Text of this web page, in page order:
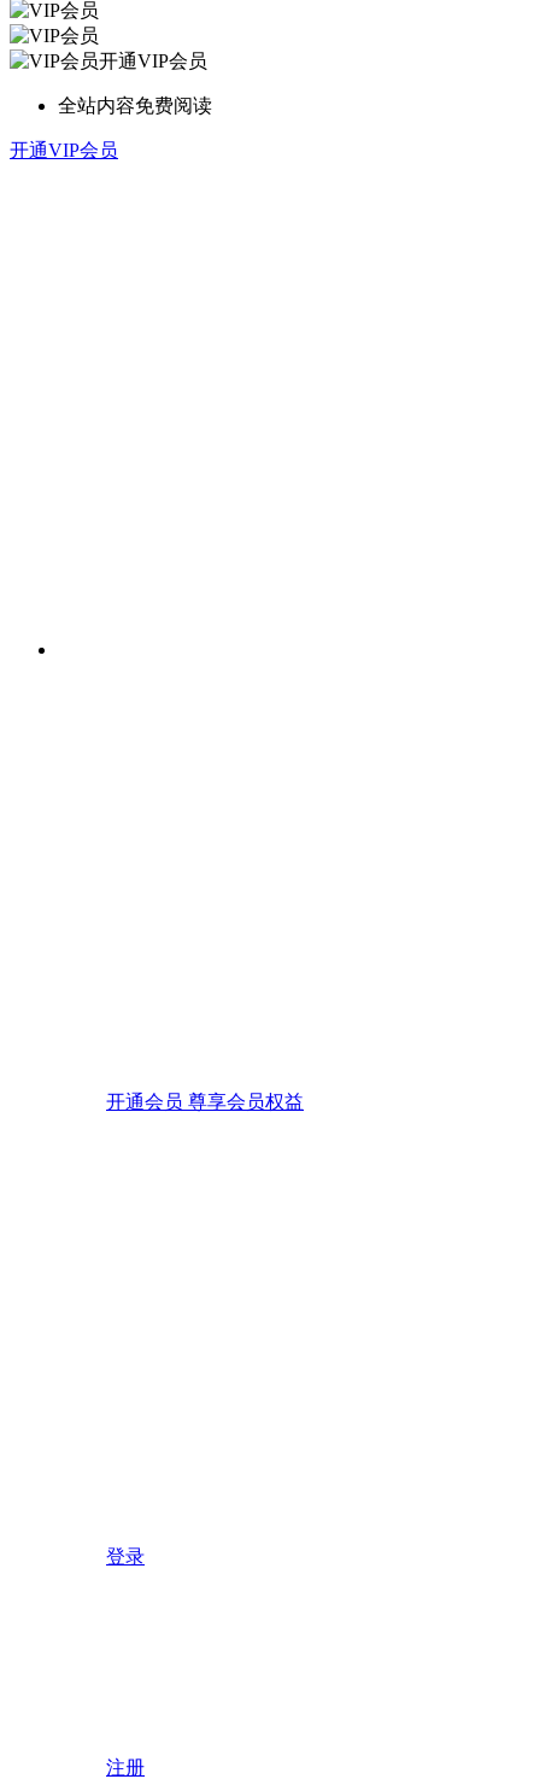
开通VIP会员
全站内容免费阅读
开通VIP会员
开通会员 尊享会员权益
登录
注册